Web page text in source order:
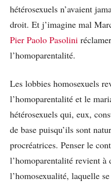
hétérosexuels n’avaient
droit. Et j’imagine mal
Pier Paolo Pasolini
l’homoparentalité.
Les lobbies homosexuels
l’homoparentalité et le
hétérosexuels qui, eux,
de base puisqu’ils sont
procréatrices. Penser le
l’homoparentalité revient
l’homosexualité, laquelle